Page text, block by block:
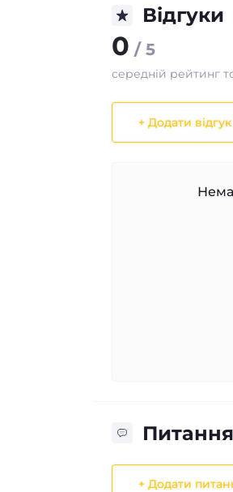
Відгуки
0 / 5
середній рейтинг
+ Додати відгук
Питання
+ Додати